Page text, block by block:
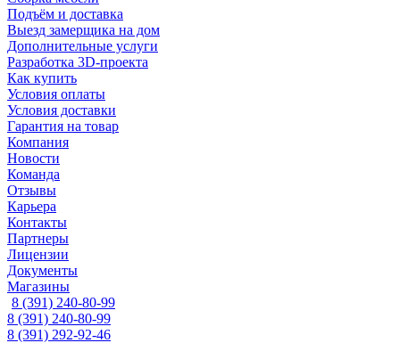
Подъём и доставка
Выезд замерщика на дом
Дополнительные услуги
Разработка 3D-проекта
Как купить
Условия оплаты
Условия доставки
Гарантия на товар
Компания
Новости
Команда
Отзывы
Карьера
Контакты
Партнеры
Лицензии
Документы
Магазины
8 (391) 240-80-99
8 (391) 240-80-99
8 (391) 292-92-46